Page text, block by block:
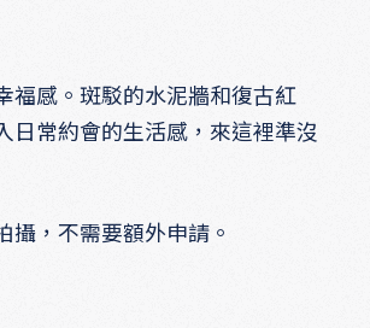
福感。斑駁的水泥牆和復古紅
日常約會的生活感，來這裡準沒
，不需要額外申請。